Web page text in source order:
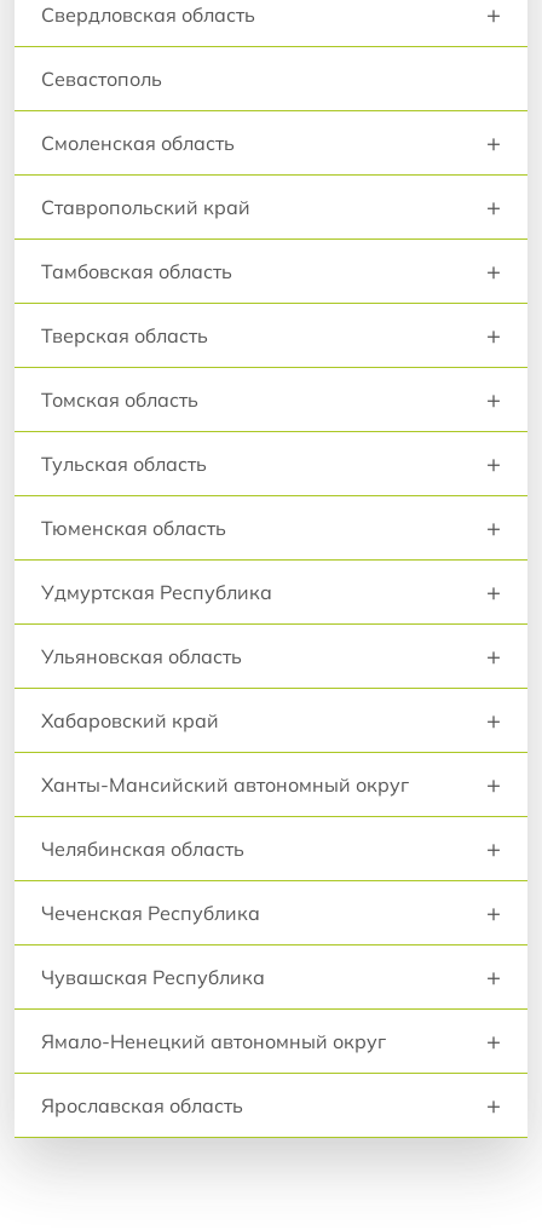
Свердловская область +
Севастополь
Смоленская область +
Ставропольский край +
Тамбовская область +
Тверская область +
Томская область +
Тульская область +
Тюменская область +
Удмуртская Республика +
Ульяновская область +
Хабаровский край +
Ханты-Мансийский автономный округ +
Челябинская область +
Чеченская Республика +
Чувашская Республика +
Ямало-Ненецкий автономный округ +
Ярославская область +